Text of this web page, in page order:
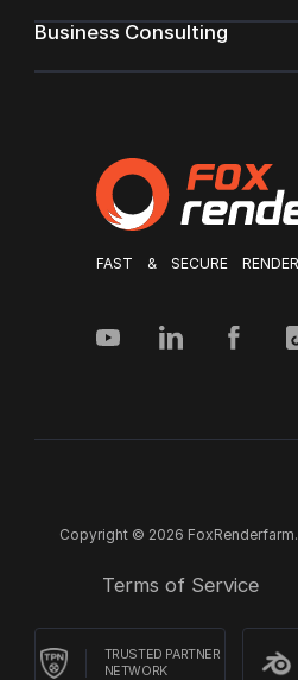
FAST & SECURE
Business Consulting
Copyright © 2026
Terms of Service
TRUSTED PARTNER
NETWORK